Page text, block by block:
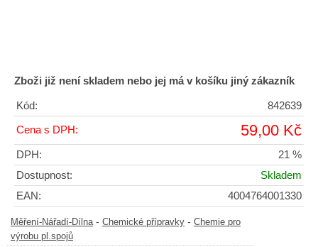
Zboži již není skladem nebo jej má v košíku jiný zákazník
Kód: 842639
Cena s DPH: 59,00 Kč
DPH:
21 %
Dostupnost:
Skladem
EAN:
4004764001330
Měření-Nářadí-Dílna- Chemické přípravky - Chemie pro
výrobu pl.spojů